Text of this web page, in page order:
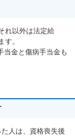
れ以外は法定給
。
金と傷病手当金も
人は、資格喪失後